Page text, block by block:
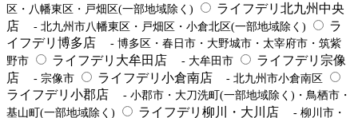
区・八幡東区・戸畑区(一部地域除く)
ライフデリ北九州中央
店
- 北九州市八幡東区・戸畑区・小倉北区(一部地域除く)
ラ
イフデリ博多店
- 博多区・春日市・大野城市・太宰府市・筑紫
野市
ライフデリ大牟田店 - 大牟田市
ライフデリ宗像
店
- 宗像市 ライフデリ小倉南店 - 北九州市小倉南区
ライフデリ小郡店
- 小郡市・大刀洗町(一部地域除く)・鳥栖市・
基山町(一部地域除く)
ライフデリ柳川・大川店
- 柳川市・